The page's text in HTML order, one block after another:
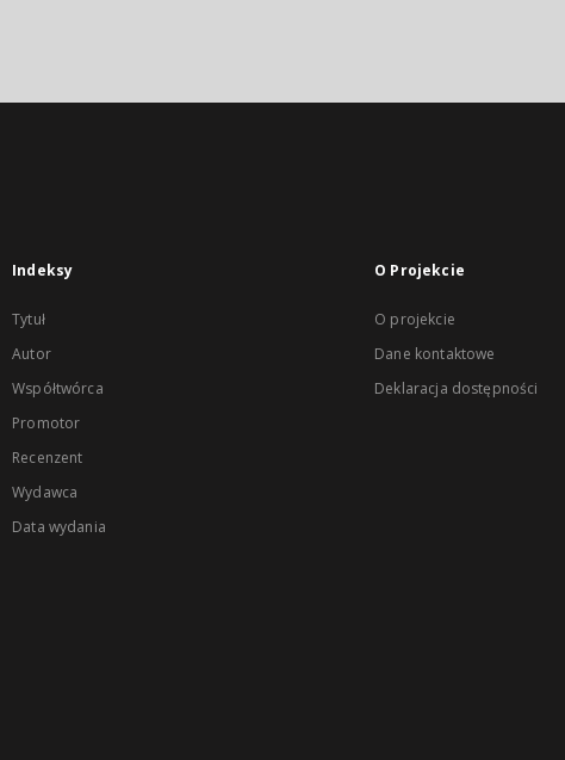
Indeksy
Tytuł
Autor
Współtwórca
Promotor
Recenzent
Wydawca
Data wydania
O Projekcie
O projekcie
Dane kontaktowe
Deklaracja dostępności